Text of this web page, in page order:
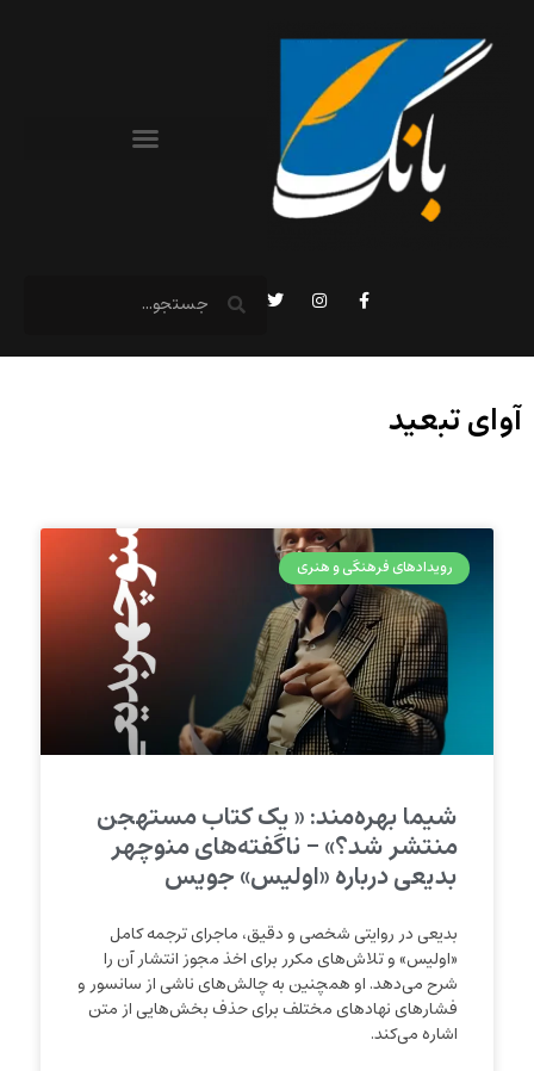
آوای تبعید
رویدادهای فرهنگی و هنری
شیما بهره‌مند: « یک کتاب مستهجن
منتشر شد؟» – ناگفته‌های منوچهر
بديعی درباره «اوليس» جويس
بدیعی در روایتی شخصی و دقیق، ماجرای ترجمه کامل
«اولیس» و تلاش‌های مکرر برای اخذ مجوز انتشار آن را
شرح می‌دهد. او همچنین به چالش‌های ناشی از سانسور و
فشارهای نهادهای مختلف برای حذف بخش‌هایی از متن
اشاره می‌کند.